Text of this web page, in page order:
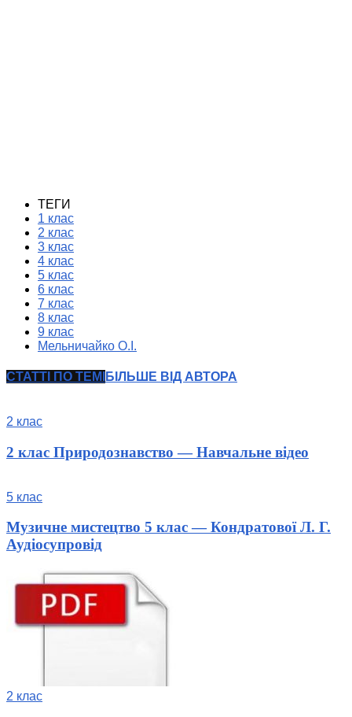
ТЕГИ
1 клас
2 клас
3 клас
4 клас
5 клас
6 клас
7 клас
8 клас
9 клас
Мельничайко О.І.
СТАТТІ ПО ТЕМІ БІЛЬШЕ ВІД АВТОРА
2 клас
2 клас Природознавство — Навчальне відео
5 клас
Музичне мистецтво 5 клас — Кондратової Л. Г.
Аудіосупровід
2 клас